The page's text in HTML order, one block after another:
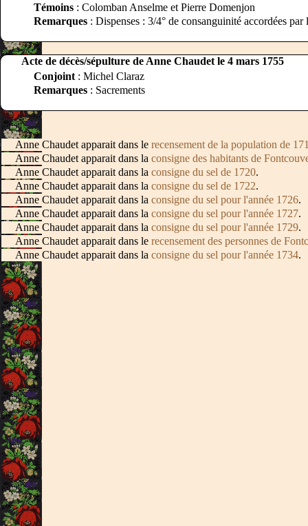
Témoins : Colomban Anselme et Pierre Domenjon
Remarques : Dispenses : 3/4° de consanguinité accordées
Acte de décès/sépulture de Anne Chaudet le 4 mars 1755
Conjoint : Michel Claraz
Remarques : Sacrements
Anne Chaudet apparait dans le recensement de la population de
Anne Chaudet apparait dans la consigne des habitants de
Anne Chaudet apparait dans la consigne du sel de 1720.
Anne Chaudet apparait dans la consigne du sel de 1722.
Anne Chaudet apparait dans la consigne du sel pour l'année 1726.
Anne Chaudet apparait dans la consigne du sel pour l'année 1727.
Anne Chaudet apparait dans la consigne du sel pour l'année 1729.
Anne Chaudet apparait dans le recensement des personnes de
Anne Chaudet apparait dans la consigne du sel pour l'année 1734.